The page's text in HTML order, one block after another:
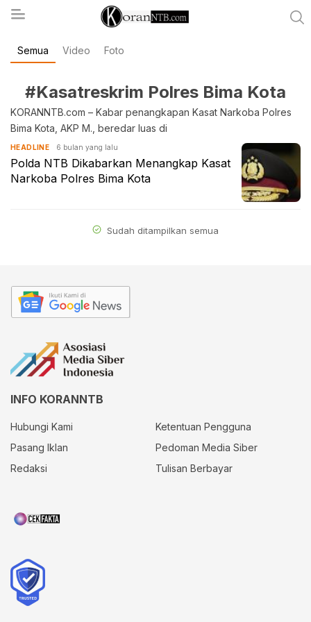
koranntb.com
Semua Video Foto
#Kasatreskrim Polres Bima Kota
KORANNTB.com – Kabar penangkapan Kasat Narkoba Polres
Bima Kota, AKP M., beredar luas di
HEADLINE 6 bulan yang lalu
Polda NTB Dikabarkan Menangkap Kasat
Narkoba Polres Bima Kota
Sudah ditampilkan semua
INFO KORANNTB
Hubungi Kami
Ketentuan Pengguna
Pasang Iklan
Pedoman Media Siber
Redaksi
Tulisan Berbayar